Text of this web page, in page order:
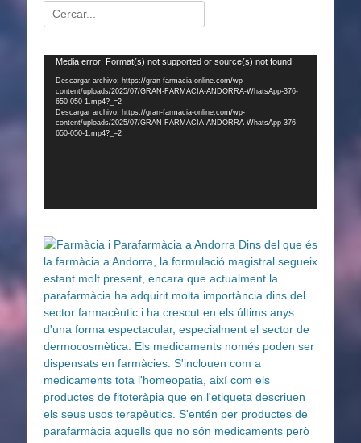
Buscar:
Reproductor
vídeo
Media error: Format(s) not supported or source(s) not found
Descargar archivo: https://gran-farmacia-online.com/wp-
content/uploads/2025/07/GRAN-FARMACIA-ANDORRA-WhatsApp-376-
650-050-1.mp4?_=2
Descargar archivo: https://gran-farmacia-online.com/wp-
content/uploads/2025/07/GRAN-FARMACIA-ANDORRA-WhatsApp-376-
650-050-1.mp4?_=2